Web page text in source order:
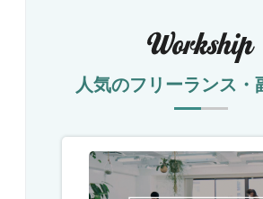
人気のフリーランス・